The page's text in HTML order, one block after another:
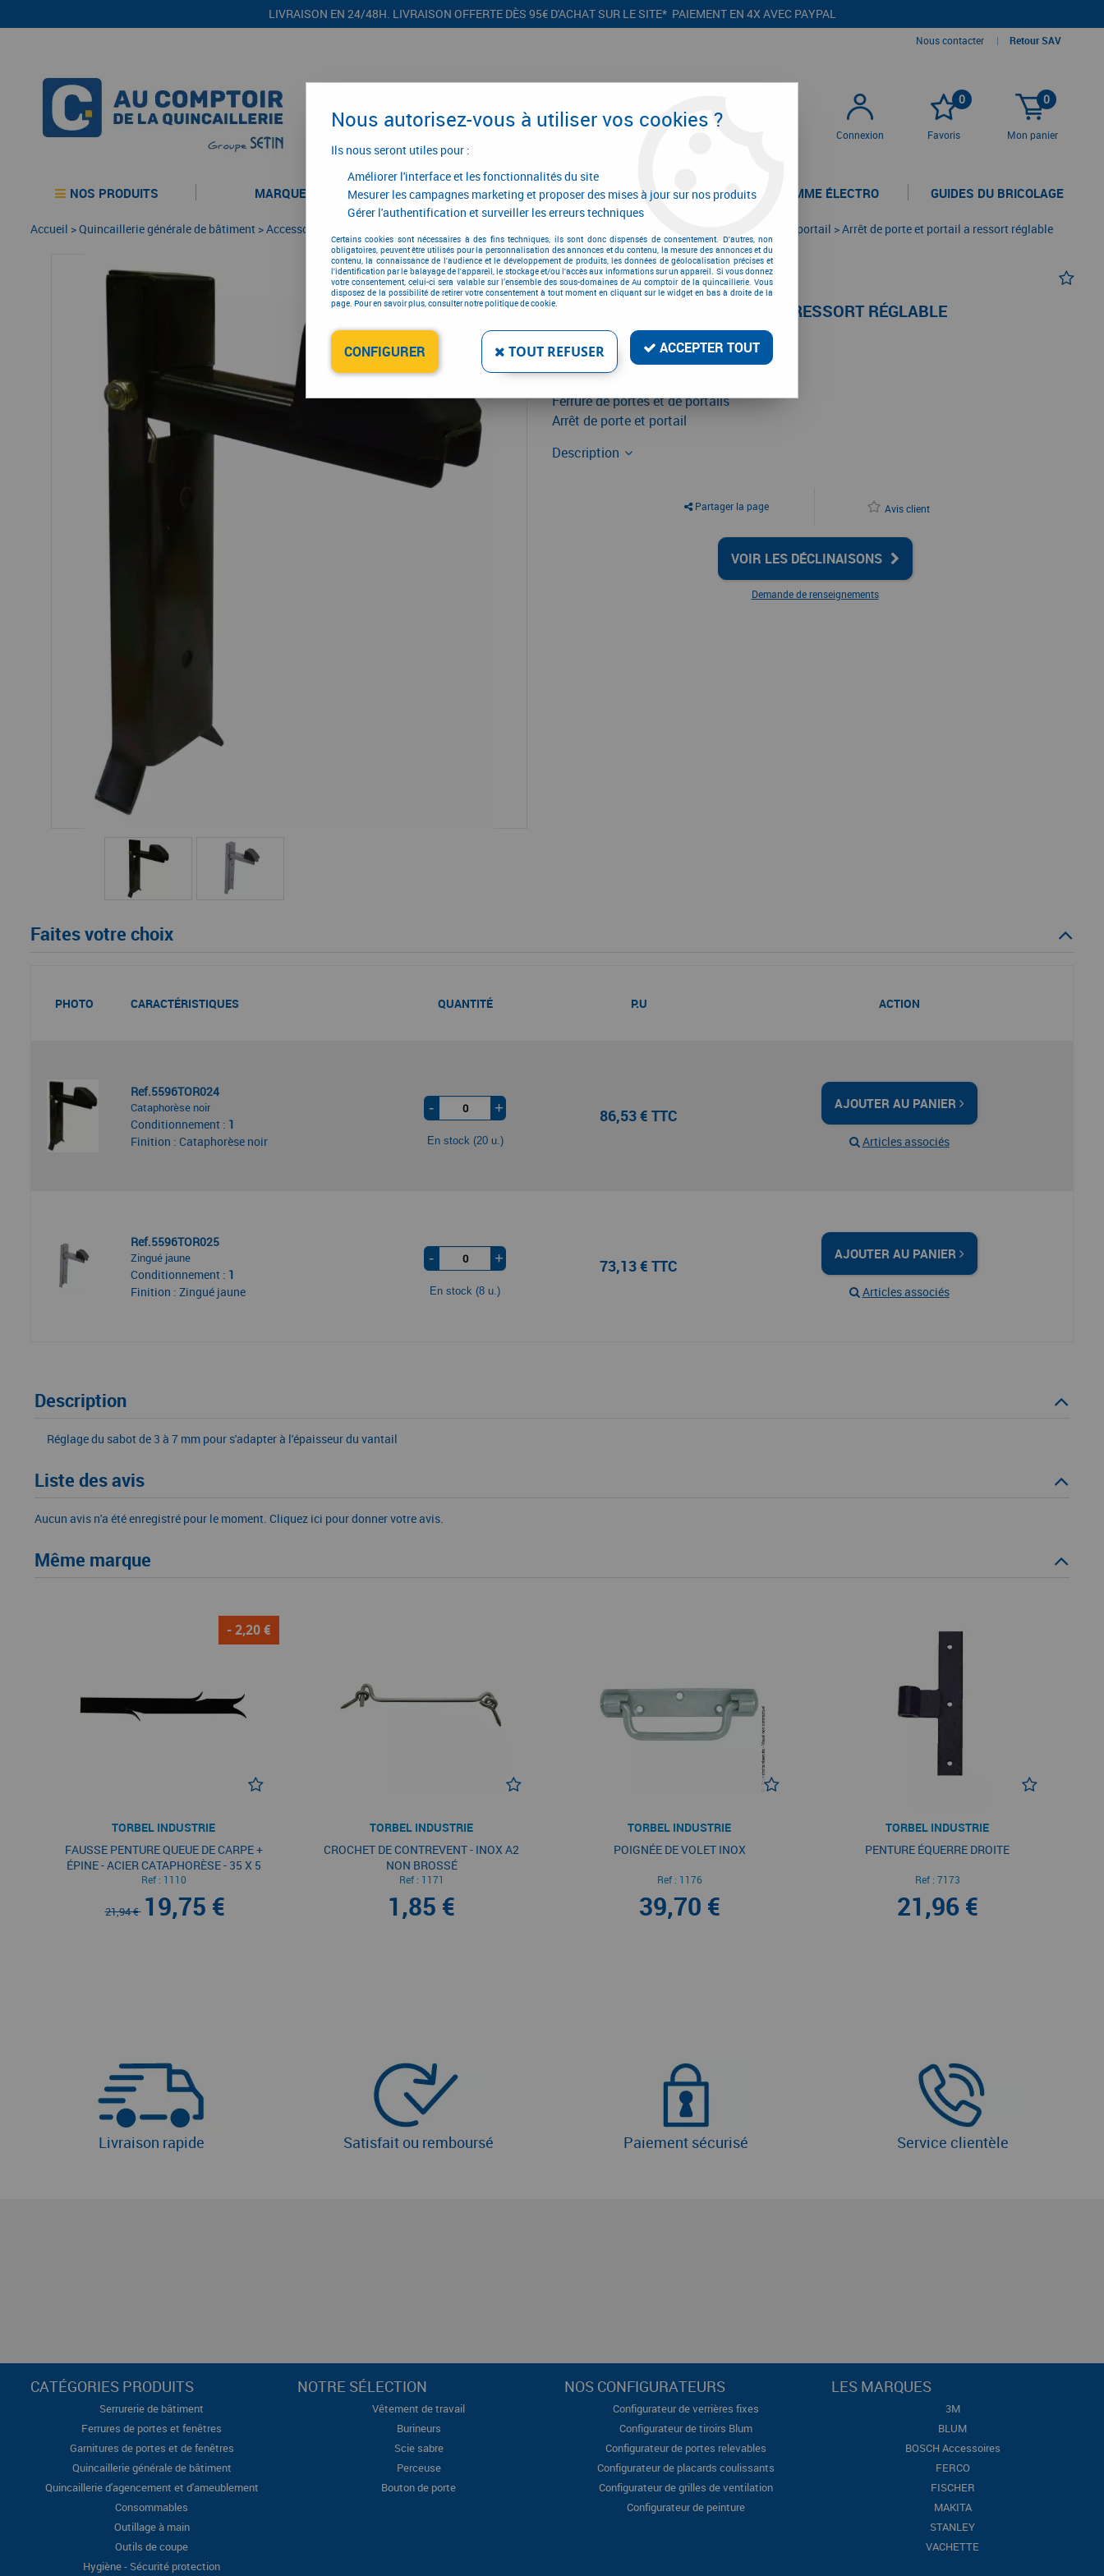
LIVRAISON EN 24/48H. LIVRAISON OFFERTE DÈS 95€ D'ACHAT SUR LE SITE* PAIEMENT EN 4X AVEC PAYPAL
Nous contacter | Retour SAV
Connexion
0
Favoris
0
Mon panier
NOS PRODUITS MARQUES CONFIGURATEURS PROMOTIONS LA GAMME ÉLECTRO GUIDES DU BRICOLAGE
Accueil >Quincaillerie générale de bâtiment >Accessoires pour volets, portails et portes de garage Arrêt de porte et portail >Arrêt de porte et portail a ressort réglable
ARRÊT DE PORTE ET PORTAIL A RESSORT RÉGLABLE
Réf. :5596
À partir de 73,13€TTC
Ferrure de portes et de portails
Arrêt de porte et portail
Description
Partager la page Avis client
VOIR LES DÉCLINAISONS
Demande de renseignements
Faites votre choix
PHOTO CARACTÉRISTIQUES QUANTITÉ P.U ACTION
Ref.5596TOR024
Cataphorèse noir
Conditionnement : 1
Finition : Cataphorèse noir
- +
En stock (20 u.)
86,53 € TTC
AJOUTER AU PANIER
Articles associés
Ref.5596TOR025
Zingué jaune
Conditionnement : 1
Finition : Zingué jaune
- +
En stock (8 u.)
73,13 € TTC
AJOUTER AU PANIER
Articles associés
Description
Réglage du sabot de 3 à 7 mm pour s'adapter à l'épaisseur du vantail
Liste des avis
Aucun avis n'a été enregistré pour le moment. Cliquez ici pour donner votre avis.
Même marque
- 2,20 €
TORBEL INDUSTRIE
FAUSSE PENTURE QUEUE DE CARPE +
ÉPINE - ACIER CATAPHORÈSE - 35 X 5
MM
Ref : 1110
21,94 € 19,75 €
TORBEL INDUSTRIE
CROCHET DE CONTREVENT - INOX A2
NON BROSSÉ
Ref : 1171
1,85 €
TORBEL INDUSTRIE
POIGNÉE DE VOLET INOX
Ref : 1176
39,70 €
TORBEL INDUSTRIE
PENTURE ÉQUERRE DROITE
Ref : 7173
21,96 €
Livraison rapide Satisfait ou remboursé Paiement sécurisé Service clientèle
CATÉGORIES PRODUITS
Serrurerie de bâtiment
Ferrures de portes et fenêtres
Garnitures de portes et de fenêtres
Quincaillerie générale de bâtiment
Quincaillerie d'agencement et d'ameublement
Consommables
Outillage à main
Outils de coupe
Hygiène - Sécurité protection
NOTRE SÉLECTION
Vêtement de travail
Burineurs
Scie sabre
Perceuse
Bouton de porte
NOS CONFIGURATEURS
Configurateur de verrières fixes
Configurateur de tiroirs Blum
Configurateur de portes relevables
Configurateur de placards coulissants
Configurateur de grilles de ventilation
Configurateur de peinture
LES MARQUES
3M
BLUM
BOSCH Accessoires
FERCO
FISCHER
MAKITA
STANLEY
VACHETTE
Nous autorisez-vous à utiliser vos cookies ?
Ils nous seront utiles pour :
Améliorer l'interface et les fonctionnalités du site
Mesurer les campagnes marketing et proposer des mises à jour sur nos produits
Gérer l'authentification et surveiller les erreurs techniques
Certains cookies sont nécessaires à des fins techniques, ils sont donc dispensés de consentement. D'autres, non
obligatoires, peuvent être utilisés pour la personnalisation des annonces et du contenu, la mesure des annonces et du
contenu, la connaissance de l'audience et le développement de produits, les données de géolocalisation précises et
l'identification par le balayage de l'appareil, le stockage et/ou l'accès aux informations sur un appareil. Si vous donnez
votre consentement, celui-ci sera valable sur l’ensemble des sous-domaines de Au comptoir de la quincaillerie. Vous
disposez de la possibilité de retirer votre consentement à tout moment en cliquant sur le widget en bas à droite de la
page. Pour en savoir plus, consulter notre politique de cookie.
CONFIGURER TOUT REFUSER ACCEPTER TOUT